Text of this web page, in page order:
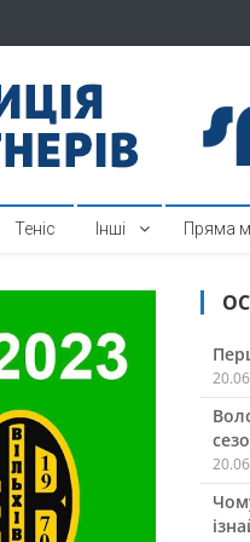
портал
Теніс Інші Пряма